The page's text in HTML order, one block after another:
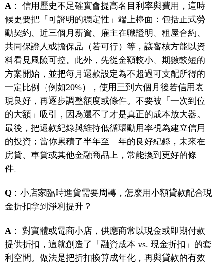
A ： 信用歷史不足確實會提高名目利率與費用，這時
候更要把「可證明的穩定性」端上檯面：包括正式勞
動契約、近三個月薪資、雇主在職證明、租屋合約、
共同保證人或擔保品（若可行）等，讓審核方能以資
料看見風險可控。此外，先從金額較小、期數較短的
方案開始，並把每月還款設定為不超過可支配所得的
一定比例（例如20%），使用三到六個月後若信用表
現良好，再逐步調整額度或條件。不要被「一次到位
的大額」吸引，因為還不了才是真正的成本放大器。
最後，把還款紀錄與維持低循環動用率視為建立信用
的投資；當你累積了半年至一年的良好紀錄，未來在
房貸、車貸或其他金融商品上，常能換到更好的條
件。
Q ：小店家臨時進貨需要周轉，怎麼用小額貸款配合現
金折扣拿到淨利提升？
A ： 對實體或電商小店，供應商常以現金或即期付款
提供折扣，這就創造了「融資成本 vs. 現金折扣」的套
利空間。做法是把折扣換算成年化，再與貸款的有效